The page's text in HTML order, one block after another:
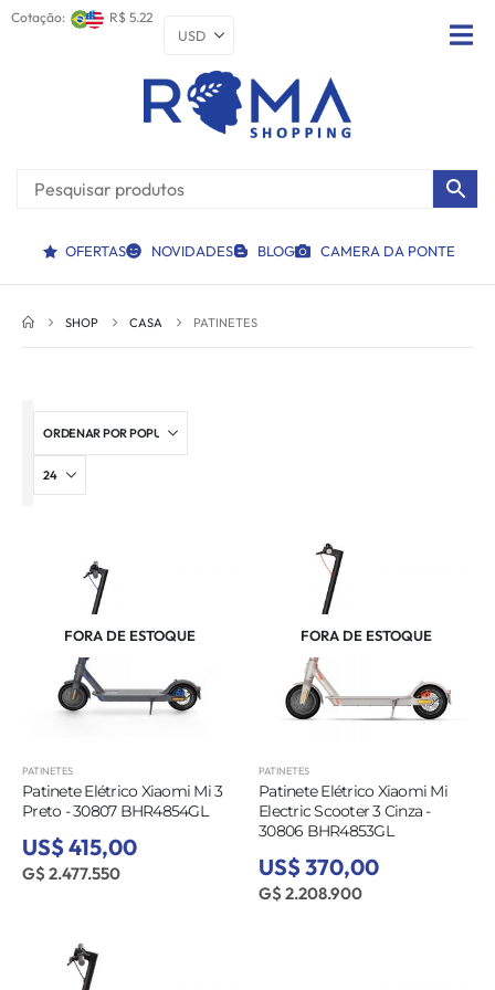
Cotação: R$ 5.22
OFERTAS NOVIDADES BLOG CAMERA DA PONTE
SHOP CASA PATINETES
FORA DE ESTOQUE
PATINETES
Patinete Elétrico Xiaomi Mi 3
Preto - 30807 BHR4854GL
US$ 415,00
G$ 2.477.550
FORA DE ESTOQUE
PATINETES
Patinete Elétrico Xiaomi Mi
Electric Scooter 3 Cinza -
30806 BHR4853GL
US$ 370,00
G$ 2.208.900